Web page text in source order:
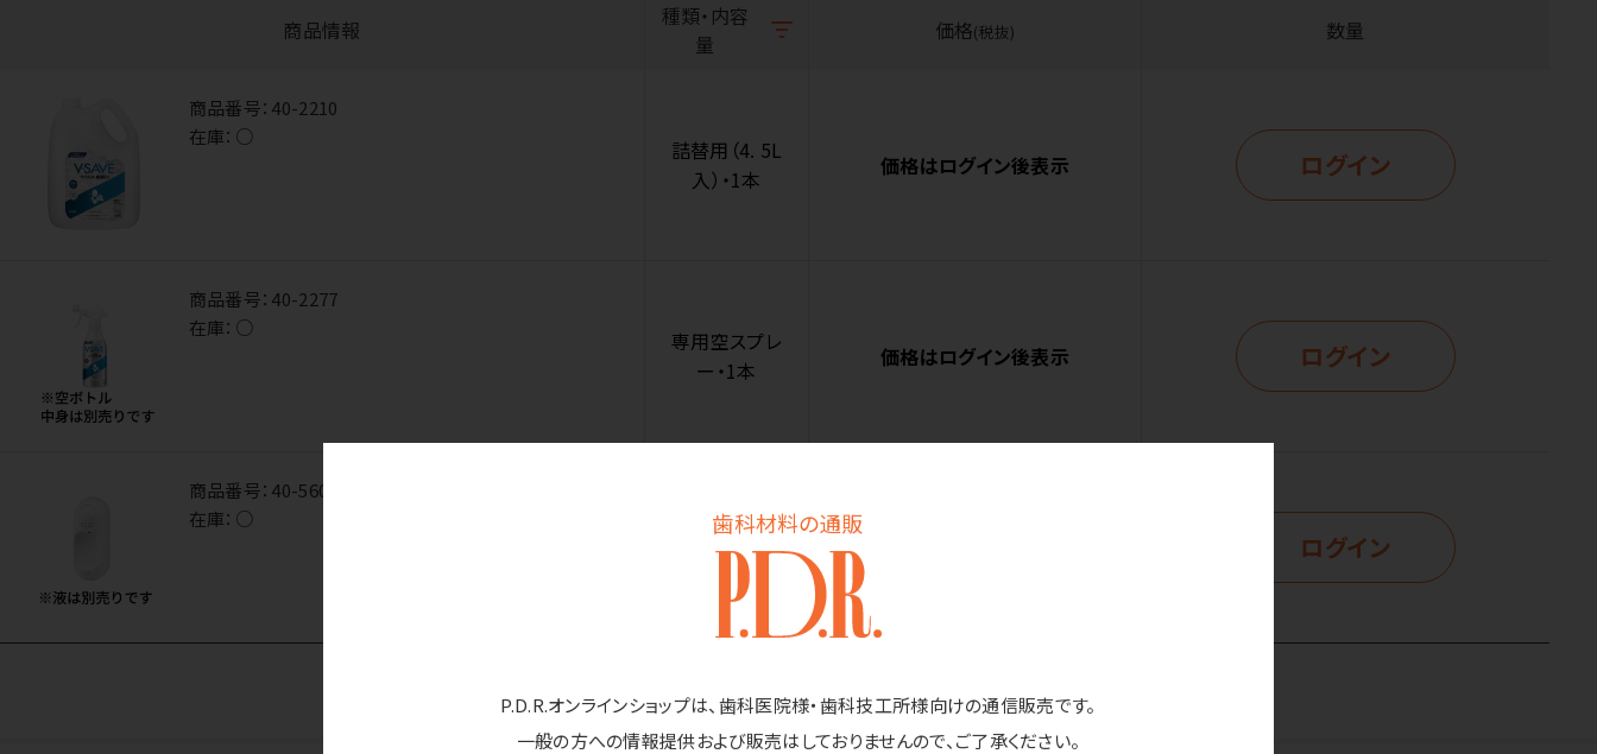
歯科材料の通販
P.D.R.オンラインショップは、歯科医院様・歯科技工所様向けの通信販売です。
一般の方への情報提供および販売はしておりませんので、ご了承ください。
商品情報
種類・内容
量
価格(税抜) 数量
商品番号： 40-2210
在庫： ○
詰替用（4. 5L
入）・1本
価格はログイン後表示 ログイン
商品番号： 40-2277
在庫： ○
専用空スプレ
ー・1本
価格はログイン後表示 ログイン
商品番号： 40-5604
在庫： ○
壁付ディスペ
ンサーV 300・
ログイン